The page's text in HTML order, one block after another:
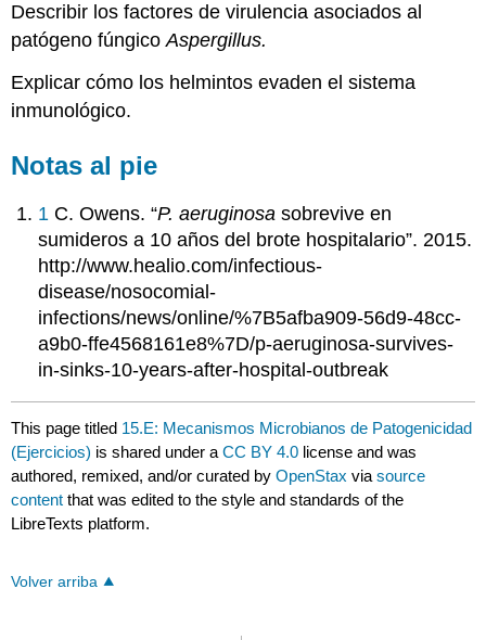
Describir los factores de virulencia asociados al
patógeno fúngicoAspergillus.
Explicar cómo los helmintos evaden el sistema
inmunológico.
Notas al pie
1 C. Owens. “P. aeruginosa sobrevive en
sumideros a 10 años del brote hospitalario”. 2015.
http://www.healio.com/infectious-
disease/nosocomial-
infections/news/online/%7B5afba909-56d9-48cc-
a9b0-ffe4568161e8%7D/p-aeruginosa-survives-
in-sinks-10-years-after-hospital-outbreak
This page titled 15.E: Mecanismos Microbianos de Patogenicidad
(Ejercicios) is shared under aCC BY 4.0 license and was
authored, remixed, and/or curated byOpenStax viasource
content that was edited to the style and standards of the
LibreTexts platform.
Volver arriba